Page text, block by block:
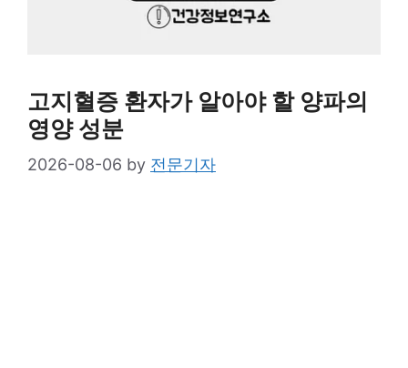
고지혈증 환자가 알아야 할 양파의
영양 성분
2026-08-06 by 전문기자